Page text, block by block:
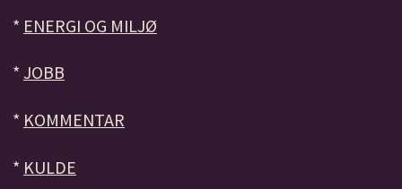
* ENERGI OG MILJØ
* JOBB
* KOMMENTAR
* KULDE